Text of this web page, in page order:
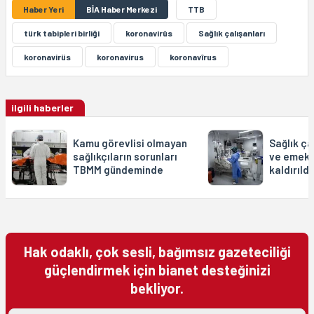
Haber Yeri BİA Haber Merkezi TTB
türk tabipleri birliği koronavirûs Sağlık çalışanları
koronavirüs koronavirus koronavîrus
ilgili haberler
Kamu görevlisi olmayan
sağlıkçıların sorunları
TBMM gündeminde
Sağlık
ve
kaldırıldı
Hak odaklı, çok sesli, bağımsız gazeteciliği
güçlendirmek için bianet desteğinizi
bekliyor.